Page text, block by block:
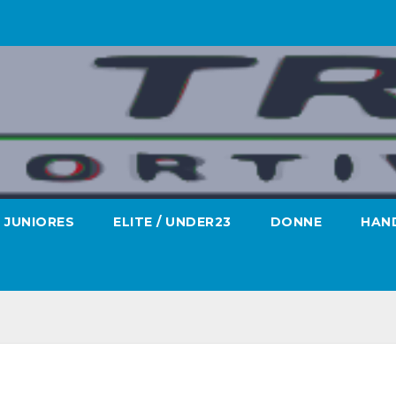
JUNIORES ELITE / UNDER23 DONNE